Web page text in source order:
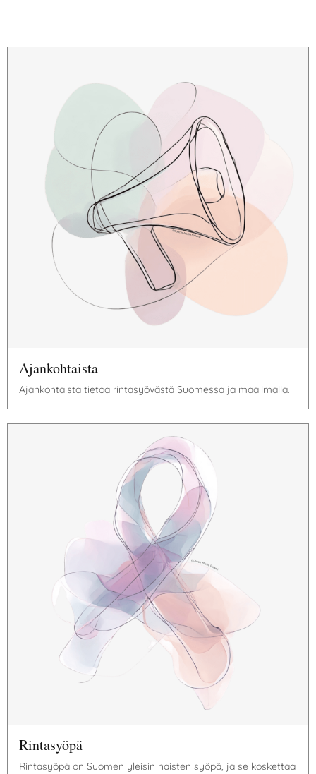
Ajankohtaista
Ajankohtaista tietoa rintasyövästä Suomessa ja maailmalla.
Rintasyöpä
Rintasyöpä on Suomen yleisin naisten syöpä, ja se koskettaa